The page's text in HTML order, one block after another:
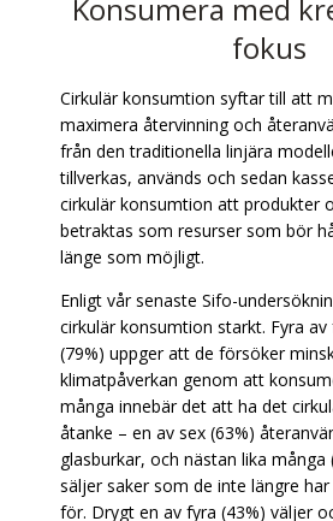
Konsumera med
fokus
Cirkulär konsumtion syftar till att
maximera återvinning och
från den traditionella linjära
tillverkas, används och sedan
cirkulär konsumtion att produkter
betraktas som resurser som bör
länge som möjligt.
Enligt vår senaste Sifo-
cirkulär konsumtion starkt. Fyra
(79%) uppger att de försöker
klimatpåverkan genom att
många innebär det att ha det
åtanke – en av sex (63%)
glasburkar, och nästan lika många
säljer saker som de inte längre
för. Drygt en av fyra (43%) väljer